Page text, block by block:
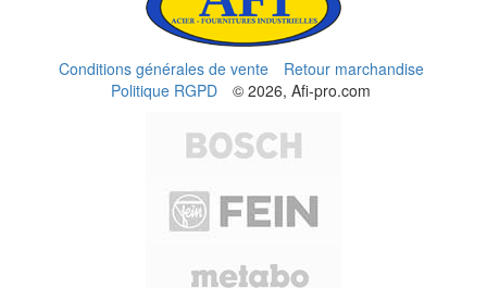
Conditions générales de vente
Retour marchandise
Politique RGPD
© 2026, Afi-pro.com